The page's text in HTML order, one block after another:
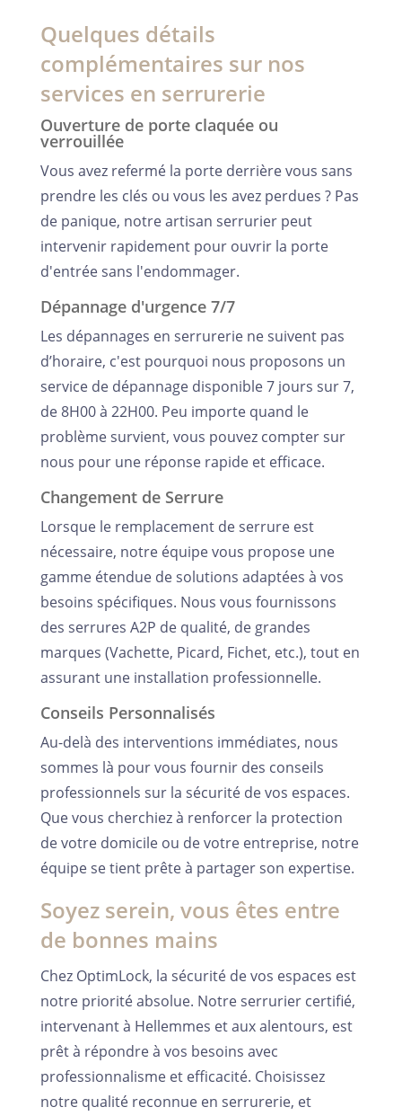
Quelques détails
complémentaires sur nos
services en serrurerie
Ouverture de porte claquée ou
verrouillée
Vous avez refermé la porte derrière vous sans
prendre les clés ou vous les avez perdues ? Pas
de panique, notre artisan serrurier peut
intervenir rapidement pour ouvrir la porte
d'entrée sans l'endommager.
Dépannage d'urgence 7/7
Les dépannages en serrurerie ne suivent pas
d’horaire, c'est pourquoi nous proposons un
service de dépannage disponible 7 jours sur 7,
de 8H00 à 22H00. Peu importe quand le
problème survient, vous pouvez compter sur
nous pour une réponse rapide et efficace.
Changement de Serrure
Lorsque le remplacement de serrure est
nécessaire, notre équipe vous propose une
gamme étendue de solutions adaptées à vos
besoins spécifiques. Nous vous fournissons
des serrures A2P de qualité, de grandes
marques (Vachette, Picard, Fichet, etc.), tout en
assurant une installation professionnelle.
Conseils Personnalisés
Au-delà des interventions immédiates, nous
sommes là pour vous fournir des conseils
professionnels sur la sécurité de vos espaces.
Que vous cherchiez à renforcer la protection
de votre domicile ou de votre entreprise, notre
équipe se tient prête à partager son expertise.
Soyez serein, vous êtes entre
de bonnes mains
Chez OptimLock, la sécurité de vos espaces est
notre priorité absolue. Notre serrurier certifié,
intervenant à Hellemmes et aux alentours, est
prêt à répondre à vos besoins avec
professionnalisme et efficacité. Choisissez
notre qualité reconnue en serrurerie, et